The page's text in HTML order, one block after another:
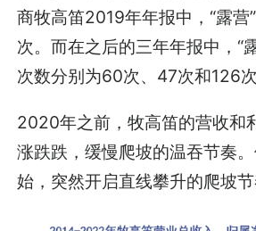
商牧高笛2019年年报中，“露营
次。而在之后的三年年报中，“
次数分别为60次、47次和126次
2020年之前，牧高笛的营收和
涨跌跌，缓慢爬坡的温吞节奏
始，突然开启直线攀升的爬坡节